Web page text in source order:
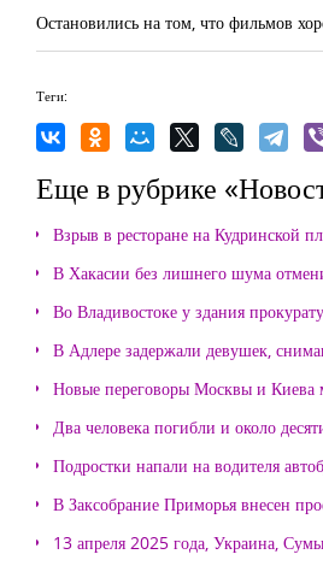
Остановились на том, что фильмов
Теги:
Еще в рубрике
Взрыв в ресторане на Кудринской
В Хакасии без лишнего шума
Во Владивостоке у здания
В Адлере задержали девушек,
Новые переговоры Москвы и Киева
Два человека погибли и около
Подростки напали на водителя
В Заксобрание Приморья внесен
13 апреля 2025 года, Украина,